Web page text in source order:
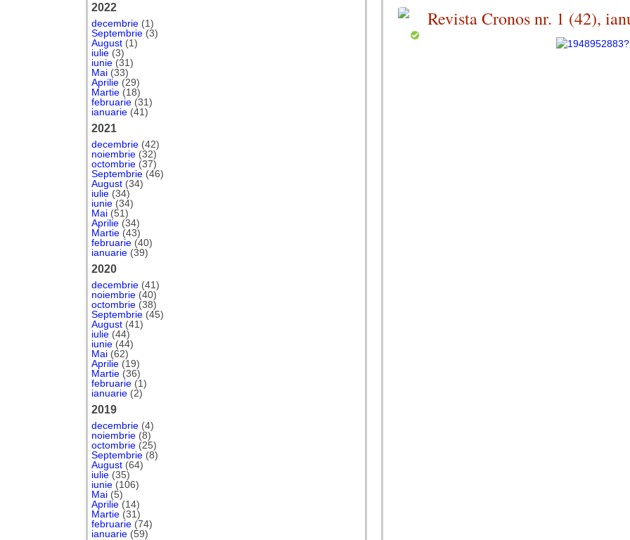
Revista Cronos nr. 1 (42),
2022
decembrie (1)
Septembrie (3)
August (1)
iulie (3)
iunie (31)
Mai (33)
Aprilie (29)
Martie (18)
februarie (31)
ianuarie (41)
2021
decembrie (42)
noiembrie (32)
octombrie (37)
Septembrie (46)
August (34)
iulie (34)
iunie (34)
Mai (51)
Aprilie (34)
Martie (43)
februarie (40)
ianuarie (39)
2020
decembrie (41)
noiembrie (40)
octombrie (38)
Septembrie (45)
August (41)
iulie (44)
iunie (44)
Mai (62)
Aprilie (19)
Martie (36)
februarie (1)
ianuarie (2)
2019
decembrie (4)
noiembrie (8)
octombrie (25)
Septembrie (8)
August (64)
iulie (35)
iunie (106)
Mai (5)
Aprilie (14)
Martie (31)
februarie (74)
ianuarie (59)